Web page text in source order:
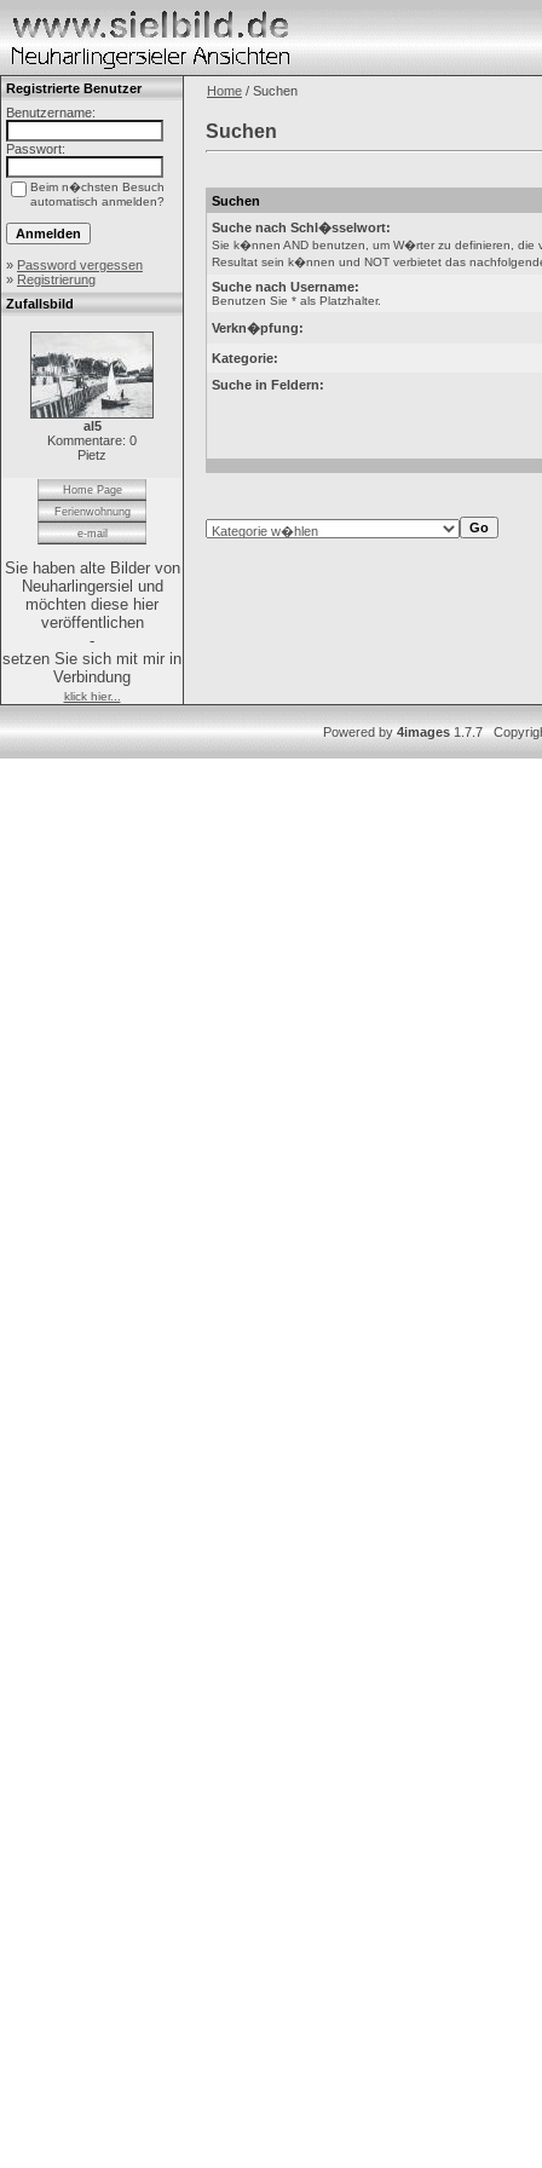
Registrierte Benutzer
Benutzername:
Passwort:
Beim n�chsten Besuch
automatisch anmelden?
» Password vergessen
» Registrierung
Zufallsbild
al5
Kommentare: 0
Pietz
Home Page
Ferienwohnung
e-mail
Sie haben alte Bilder von
Neuharlingersiel und
möchten diese hier
veröffentlichen
-
setzen Sie sich mit mir in
Verbindung
klick hier...
Home / Suchen
Suchen
Suchen
Suche nach Schl�sselwort:
Sie k�nnen AND benutzen, um W�rter zu definieren,
Resultat sein k�nnen und NOT verbietet das
Suche nach Username:
Benutzen Sie * als Platzhalter.
Verkn�pfung:
Kategorie:
Suche in Feldern:
Powered by4images1.7.7